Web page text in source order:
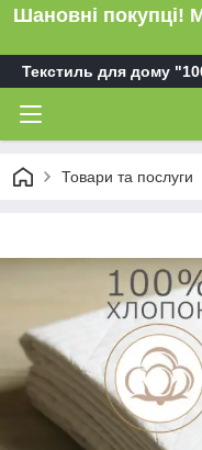
Шановні покупці!
Текстиль для дому
Товари та послуги